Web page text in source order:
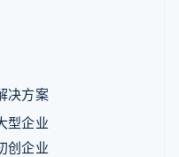
决方案
型企业
创企业